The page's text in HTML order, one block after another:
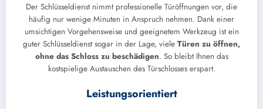
Der Schlüsseldienst nimmt professionelle Türöffnungen vor, die
häufig nur wenige Minuten in Anspruch nehmen. Dank einer
umsichtigen Vorgehensweise und geeignetem Werkzeug ist ein
guter Schlüsseldienst sogar in der Lage, viele Türen zu öffnen,
ohne das Schloss zu beschädigen. So bleibt Ihnen das
kostspielige Austauschen des Türschlosses erspart.
Leistungsorientiert